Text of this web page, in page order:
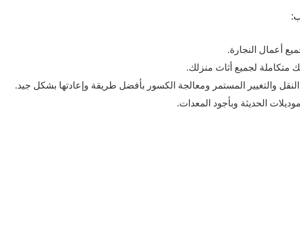
أعمال النجارة.
متكاملة لجميع أثاث منزلك.
والتغيير المستمر ومعالجة الكسور بأفضل طريقة وإعادتها بشكل جيد.
الحديثة وبأجود المعدات.